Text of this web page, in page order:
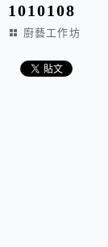
1010108
廚藝工作坊